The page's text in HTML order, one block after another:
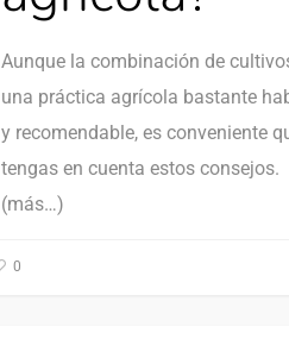
Aunque la combinación de
una práctica agrícola bastante
y recomendable, es conveniente
tengas en cuenta estos consejos.
(más…)
0